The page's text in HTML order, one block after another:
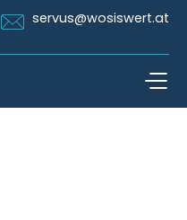
Icon Email
servus@wosiswert.at